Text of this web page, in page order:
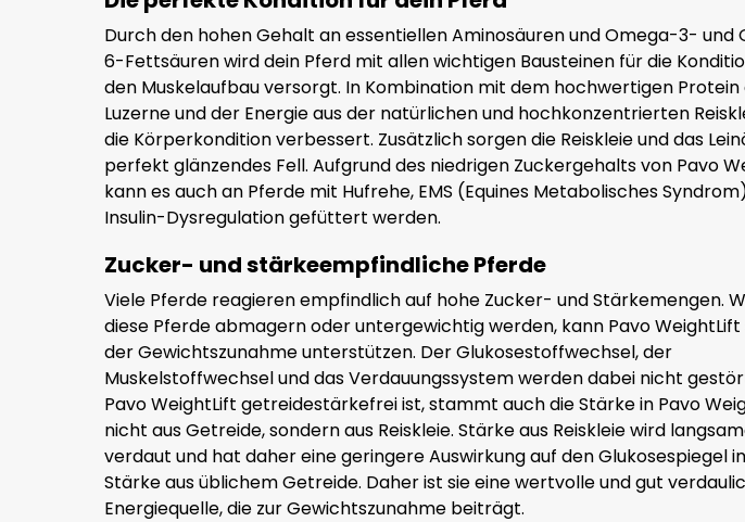
Durch den hohen Gehalt an essentiellen Aminosäuren und Omega-3- und
6-Fettsäuren wird dein Pferd mit allen wichtigen Bausteinen für die
den Muskelaufbau versorgt. In Kombination mit dem hochwertigen Protein
Luzerne und der Energie aus der natürlichen und hochkonzentrierten
die Körperkondition verbessert. Zusätzlich sorgen die Reiskleie und das
perfekt glänzendes Fell. Aufgrund des niedrigen Zuckergehalts von Pavo
kann es auch an Pferde mit Hufrehe, EMS (Equines Metabolisches
Insulin-Dysregulation gefüttert werden.
Zucker- und stärkeempfindliche Pferde
Viele Pferde reagieren empfindlich auf hohe Zucker- und Stärkemengen.
diese Pferde abmagern oder untergewichtig werden, kann Pavo WeightLift
der Gewichtszunahme unterstützen. Der Glukosestoffwechsel, der
Muskelstoffwechsel und das Verdauungssystem werden dabei nicht
Pavo WeightLift getreidestärkefrei ist, stammt auch die Stärke in Pavo
nicht aus Getreide, sondern aus Reiskleie. Stärke aus Reiskleie wird
verdaut und hat daher eine geringere Auswirkung auf den Glukosespiegel
Stärke aus üblichem Getreide. Daher ist sie eine wertvolle und gut
Energiequelle, die zur Gewichtszunahme beiträgt.